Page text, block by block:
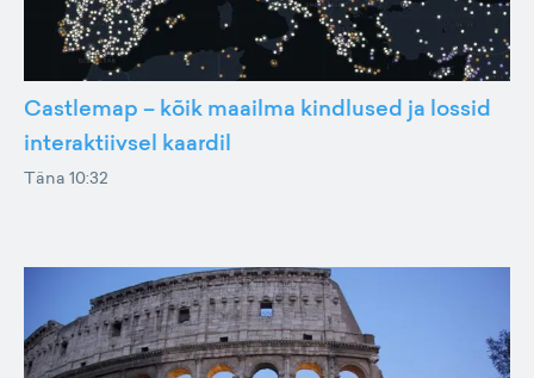
Castlemap – kõik maailma kindlused ja lossid
interaktiivsel kaardil
Täna 10:32